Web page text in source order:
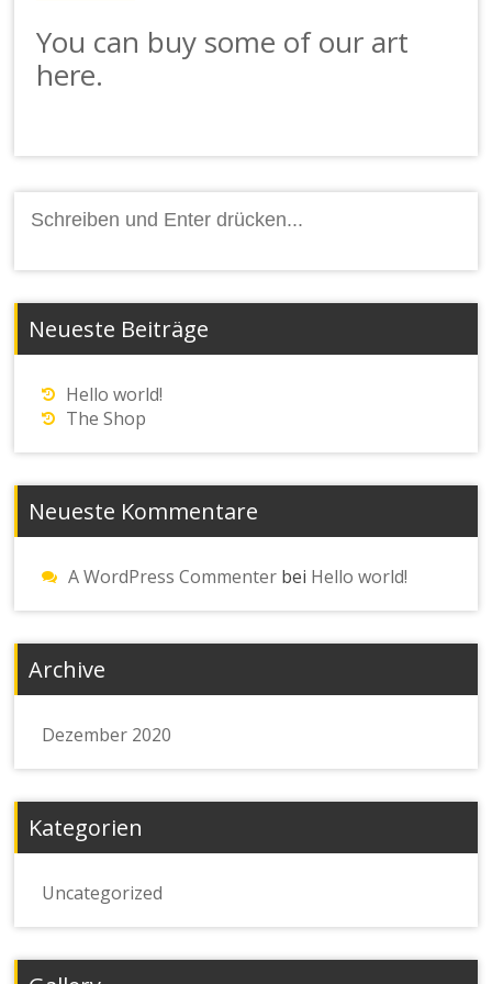
You can buy some of our art
here.
nach:
Neueste Beiträge
Hello world!
The Shop
Neueste Kommentare
A WordPress Commenter bei Hello world!
Archive
Dezember 2020
Kategorien
Uncategorized